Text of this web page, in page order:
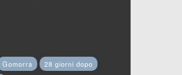
Gomorra
28 giorni dopo